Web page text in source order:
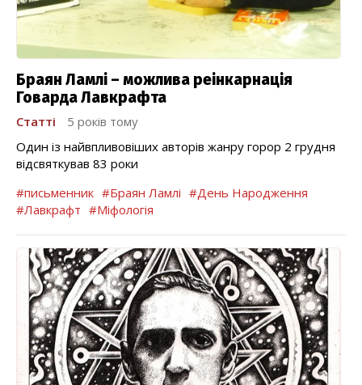
Браян Ламлі – можлива реінкарнація
Говарда Лавкрафта
Статті
5 років тому
Один із найвпливовіших авторів жанру горор 2 грудня
відсвяткував 83 роки
#письменник #Браян Ламлі #День Народження
#Лавкрафт #Міфологія